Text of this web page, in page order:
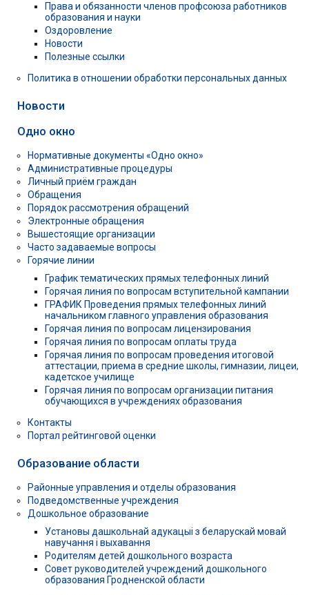
Права и обязанности членов профсоюза работников
образования и науки
Оздоровление
Новости
Полезные ссылки
Политика в отношении обработки персональных данных
Новости
Одно окно
Нормативные документы «Одно окно»
Административные процедуры
Личный приём граждан
Обращения
Порядок рассмотрения обращений
Электронные обращения
Вышестоящие организации
Часто задаваемые вопросы
Горячие линии
График тематических прямых телефонных линий
Горячая линия по вопросам вступительной кампании
ГРАФИК Проведения прямых телефонных линий
начальником главного управления образования
Горячая линия по вопросам лицензирования
Горячая линия по вопросам оплаты труда
Горячая линия по вопросам проведения итоговой
аттестации, приема в средние школы, гимназии, лицеи,
кадетское училище
Горячая линия по вопросам организации питания
обучающихся в учреждениях образования
Контакты
Портал рейтинговой оценки
Образование области
Районные управления и отделы образования
Подведомственные учреждения
Дошкольное образование
Установы дашкольнай адукацыі з беларускай мовай
навучання і выхавання
Родителям детей дошкольного возраста
Совет руководителей учреждений дошкольного
образования Гродненской области